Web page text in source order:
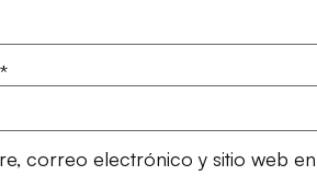
*
correo electrónico y sitio web